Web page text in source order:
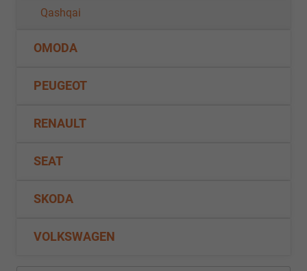
Qashqai
OMODA
PEUGEOT
RENAULT
SEAT
SKODA
VOLKSWAGEN